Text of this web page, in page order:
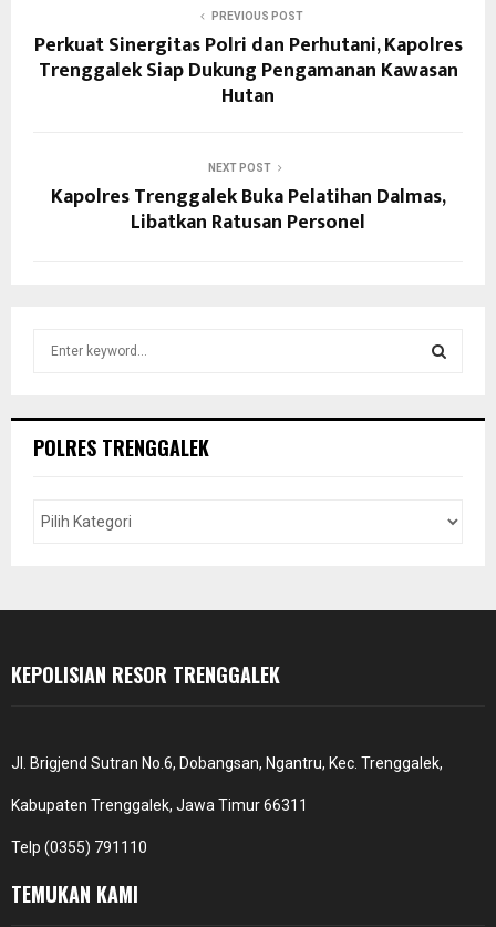
PREVIOUS POST
Perkuat Sinergitas Polri dan Perhutani, Kapolres
Trenggalek Siap Dukung Pengamanan Kawasan
Hutan
NEXT POST
Kapolres Trenggalek Buka Pelatihan Dalmas,
Libatkan Ratusan Personel
h
H
POLRES TRENGGALEK
KEPOLISIAN RESOR TRENGGALEK
Jl. Brigjend Sutran No.6, Dobangsan, Ngantru, Kec. Trenggalek,
Kabupaten Trenggalek, Jawa Timur 66311
Telp (0355) 791110
TEMUKAN KAMI